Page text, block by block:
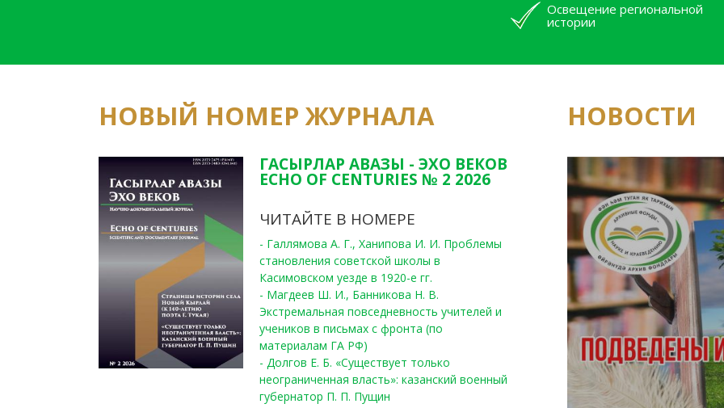
Освещение региональной
истории
НОВЫЙ НОМЕР ЖУРНАЛА
ГАСЫРЛАР АВАЗЫ - ЭХО ВЕКОВ
ECHO OF CENTURIES № 2 2026
ЧИТАЙТЕ В НОМЕРЕ
- Галлямова А. Г., Ханипова И. И. Проблемы
становления советской школы в
Касимовском уезде в 1920-е гг.
- Магдеев Ш. И., Банникова Н. В.
Экстремальная повседневность учителей и
учеников в письмах с фронта (по
материалам ГА РФ)
- Долгов Е. Б. «Существует только
неограниченная власть»: казанский военный
губернатор П. П. Пущин
НОВОСТИ
Юным